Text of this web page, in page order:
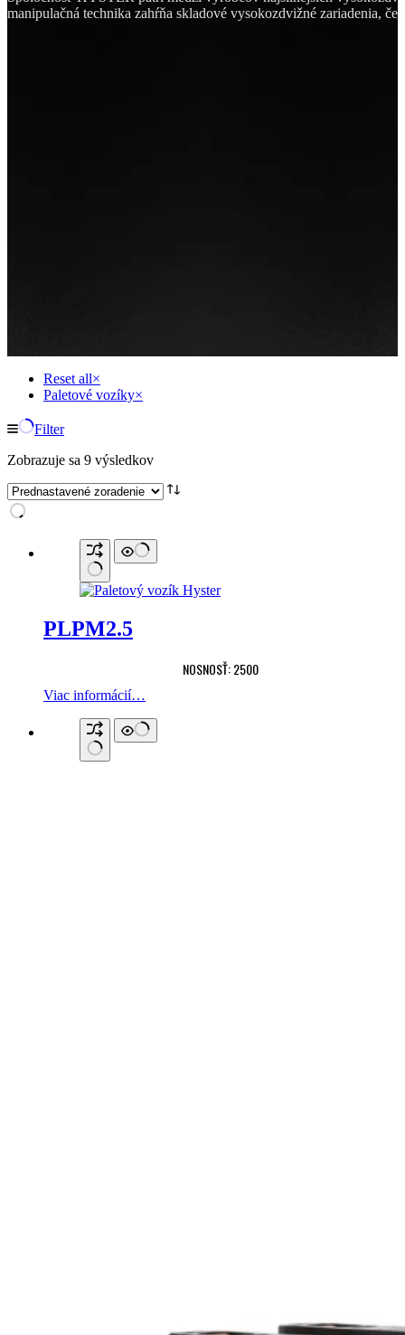
manipulačná technika zahŕňa skladové vysokozdvižné zariadenia,
Reset all×
Paletové vozíky×
Filter
Zobrazuje sa 9 výsledkov
PLPM2.5
NOSNOSŤ: 2500
Viac informácií…